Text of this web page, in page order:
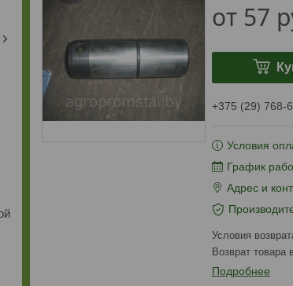
от 57
+375 (29) 768-
Условия
График
Адрес и
возврат
Подробнее